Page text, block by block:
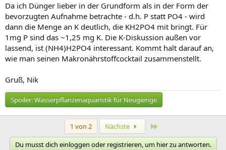
Da ich Dünger lieber in der Grundform als in der Form der
bevorzugten Aufnahme betrachte - d.h. P statt PO4 - wird
dann die Menge an K deutlich, die KH2PO4 mit bringt. Für
1mg P sind das ~1,25 mg K. Die K-Diskussion außen vor
lassend, ist (NH4)H2PO4 interessant. Kommt halt darauf an,
wie man seinen Makronährstoffcocktail zusammenstellt.
Gruß, Nik
Spoiler:Wasserpflanzenaquaristik für Neugierige
1 von 2 Nächste
Du musst dich einloggen oder registrieren, um hier zu antworten.